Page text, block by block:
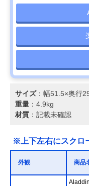
サイズ：幅51.5×奥行
重量 ：4.9kg
材質 ：記載未確認
※上下左右にスクロ
外観 商品